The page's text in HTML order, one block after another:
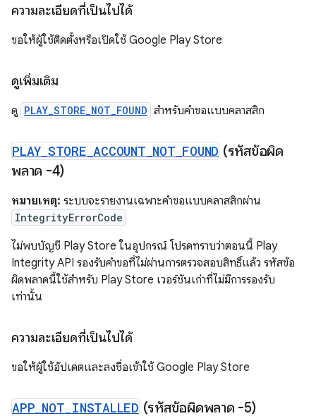
ความละเอียดที่เป็นไปได้
ขอให้ผู้ใช้ติดตั้งหรือเปิดใช้ Google Play Store
ดูเพิ่มเติม
ดู PLAY_STORE_NOT_FOUND สำหรับคำขอแบบคลาสสิก
PLAY STORE _ACCOUNT NOT FOUND (รหัสข้อผิด
พลาด -4)
หมายเหตุ: ระบบจะรายงานเฉพาะคำขอแบบคลาสสิกผ่าน
IntegrityErrorCode
ไม่พบบัญชี Play Store ในอุปกรณ์ โปรดทราบว่าตอนนี้ Play
Integrity API รองรับคำขอที่ไม่ผ่านการตรวจสอบสิทธิ์แล้ว รหัสข้อ
ผิดพลาดนี้ใช้สำหรับ Play Store เวอร์ชันเก่าที่ไม่มีการรองรับ
เท่านั้น
ความละเอียดที่เป็นไปได้
ขอให้ผู้ใช้อัปเดตและลงชื่อเข้าใช้ Google Play Store
APP NOT INSTALLED (รหัสข้อผิดพลาด -5)